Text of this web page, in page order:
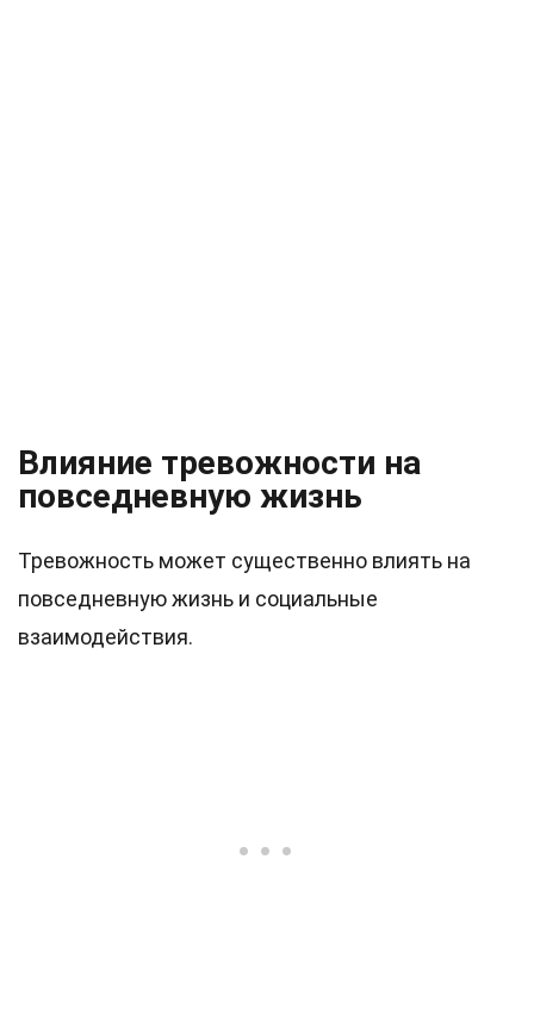
Влияние тревожности на
повседневную жизнь
Тревожность может существенно влиять на
повседневную жизнь и социальные
взаимодействия.